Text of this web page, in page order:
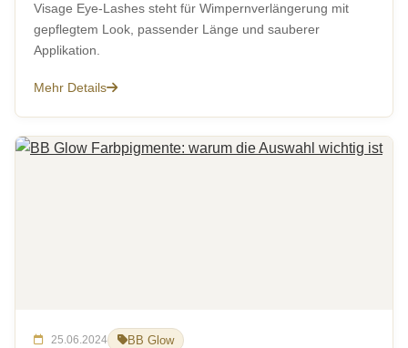
Visage Eye-Lashes steht für Wimpernverlängerung mit
gepflegtem Look, passender Länge und sauberer
Applikation.
Mehr Details
25.06.2024 BB Glow